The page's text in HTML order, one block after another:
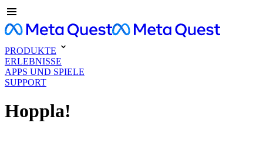
PRODUKTE
ERLEBNISSE
APPS UND SPIELE
SUPPORT
Hoppla!